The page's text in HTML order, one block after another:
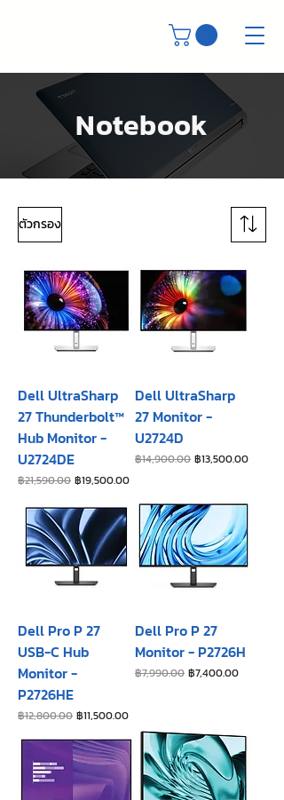
Notebook
ตัวกรอง
Dell UltraSharp
27 Thunderbolt™
Hub Monitor -
U2724DE
ราคาปกติ
฿21,590.00 ราคาขายลด
฿19,500.00
Dell UltraSharp
27 Monitor -
U2724D
ราคาปกติ
฿14,900.00 ราคาขายลด
฿13,500.00
Dell Pro P 27
USB-C Hub
Monitor -
P2726HE
ราคาปกติ
฿12,800.00 ราคาขายลด
฿11,500.00
Dell Pro P 27
Monitor - P2726H​
ราคาปกติ
฿7,990.00 ราคาขายลด
฿7,400.00